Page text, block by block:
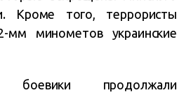
Кроме того, террористы
мм минометов украинские
продолжали